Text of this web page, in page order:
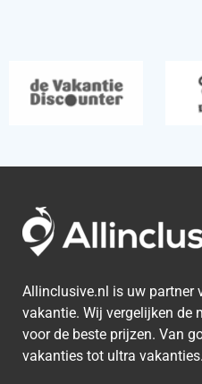
Allinclusive.nl is uw partner
vakantie. Wij vergelijken de
voor de beste prijzen. Van
vakanties tot ultra